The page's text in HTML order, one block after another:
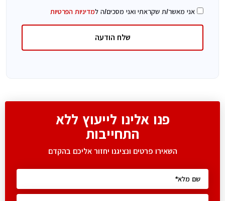
אני מאשר/ת שקראתי ואני מסכים/ה למדיניות הפרטיות
שלח הודעה
פנו אלינו לייעוץ ללא
התחייבות
השאירו פרטים ונציגנו יחזור אליכם בהקדם